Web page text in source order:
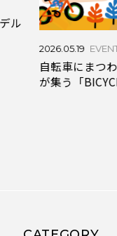
2026.05.19 EVENTS
自転車にまつわ
が集う「